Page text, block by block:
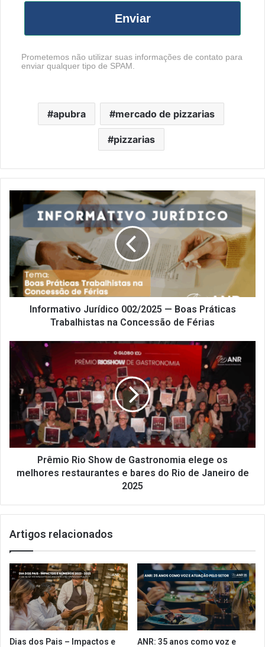
Enviar
Prometemos não utilizar suas informações de contato para
enviar qualquer tipo de SPAM.
apubra mercado de pizzarias
pizzarias
Informativo
Jurídico
002/2025
Boas
Práticas
Trabalhistas
na
Concessão
Informativo Jurídico 002/2025 — Boas Práticas
Trabalhistas na Concessão de Férias
Prêmio
Show
de
Gastronomia
elege
os
melhores
restaurantes
bares
de
de
Prêmio Rio Show de Gastronomia elege os
melhores restaurantes e bares do Rio de Janeiro de
2025
Artigos relacionados
Dias dos Pais – Impactos e
ANR: 35 anos como voz e